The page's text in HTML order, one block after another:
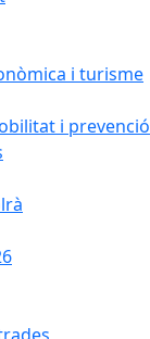
i turisme
i prevenció